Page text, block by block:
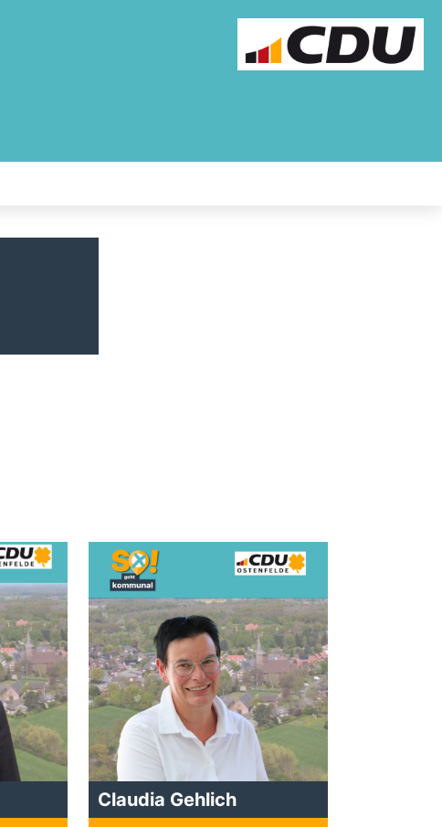
Claudia Gehlich